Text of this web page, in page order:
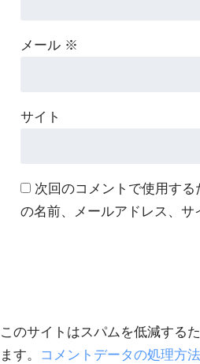
メール ※
サイト
次回のコメントで使用す
の名前、メールアドレス、サ
このサイトはスパムを低減する
ます。
コメントデータの処理方